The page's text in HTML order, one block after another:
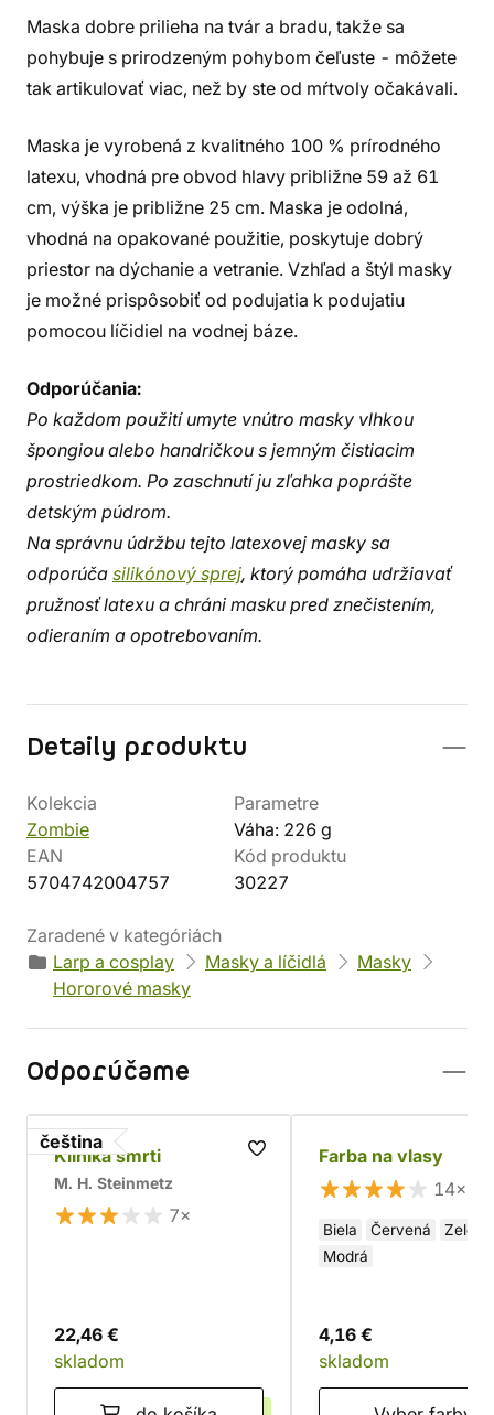
Maska dobre prilieha na tvár a bradu, takže sa
pohybuje s prirodzeným pohybom čeľuste - môžete
tak artikulovať viac, než by ste od mŕtvoly očakávali.
Maska je vyrobená z kvalitného 100 % prírodného
latexu, vhodná pre obvod hlavy približne 59 až 61
cm, výška je približne 25 cm. Maska je odolná,
vhodná na opakované použitie, poskytuje dobrý
priestor na dýchanie a vetranie. Vzhľad a štýl masky
je možné prispôsobiť od podujatia k podujatiu
pomocou líčidiel na vodnej báze.
Odporúčania:
Po každom použití umyte vnútro masky vlhkou
špongiou alebo handričkou s jemným čistiacim
prostriedkom. Po zaschnutí ju zľahka poprášte
detským púdrom.
Na správnu údržbu tejto latexovej masky sa
odporúča silikónový sprej, ktorý pomáha udržiavať
pružnosť latexu a chráni masku pred znečistením,
odieraním a opotrebovaním.
Detaily produktu
Kolekcia
Zombie
Parametre
Váha: 226 g
EAN
5704742004757
Kód produktu
30227
Zaradené v kategóriách
Larp a cosplay
Masky a líčidlá
Masky
Hororové masky
Odporúčame
čeština
Klinika smrti
M. H. Steinmetz
7×
22,46 €
skladom
Farba na vlasy
14×
Biela Červená
Zelená
Modrá
4,16 €
skladom